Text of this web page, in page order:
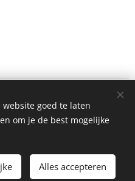
de winkelwagen
goed te laten
om je de best mogelijke
Alles accepteren